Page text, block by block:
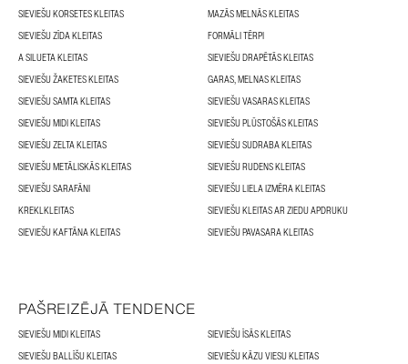
SIEVIEŠU KORSETES KLEITAS
MAZĀS MELNĀS KLEITAS
SIEVIEŠU ZĪDA KLEITAS
FORMĀLI TĒRPI
A SILUETA KLEITAS
SIEVIEŠU DRAPĒTĀS KLEITAS
SIEVIEŠU ŽAKETES KLEITAS
GARAS, MELNAS KLEITAS
SIEVIEŠU SAMTA KLEITAS
SIEVIEŠU VASARAS KLEITAS
SIEVIEŠU MIDI KLEITAS
SIEVIEŠU PLŪSTOŠĀS KLEITAS
SIEVIEŠU ZELTA KLEITAS
SIEVIEŠU SUDRABA KLEITAS
SIEVIEŠU METĀLISKĀS KLEITAS
SIEVIEŠU RUDENS KLEITAS
SIEVIEŠU SARAFĀNI
SIEVIEŠU LIELA IZMĒRA KLEITAS
KREKLKLEITAS
SIEVIEŠU KLEITAS AR ZIEDU APDRUKU
SIEVIEŠU KAFTĀNA KLEITAS
SIEVIEŠU PAVASARA KLEITAS
PAŠREIZĒJĀ TENDENCE
SIEVIEŠU MIDI KLEITAS
SIEVIEŠU ĪSĀS KLEITAS
SIEVIEŠU BALLĪŠU KLEITAS
SIEVIEŠU KĀZU VIESU KLEITAS